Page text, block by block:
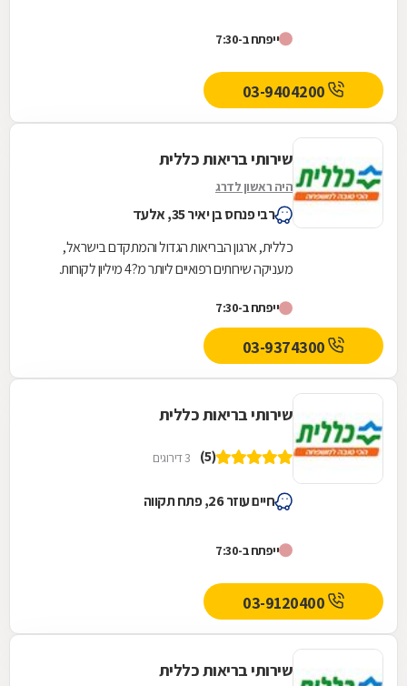
ייפתח ב-7:30
03-9404200
שירותי בריאות כללית
היה ראשון לדרג
רבי פנחס בן יאיר 35, אלעד
כללית, ארגון הבריאות הגדול והמתקדם בישראל,
מעניקה שירותים רפואיים ליותר מ?4 מיליון לקוחות.
היווסדה -...
ייפתח ב-7:30
03-9374300
שירותי בריאות כללית
(5) 3 דירוגים
חיים עוזר 26, פתח תקווה
ייפתח ב-7:30
שירותי בריאות כללית